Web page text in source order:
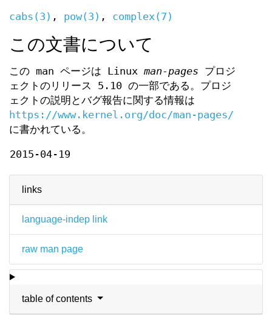
links
language-indep link
raw man page
table of contents
cabs(3) , pow(3) , complex(7)
この文書について
この man ページは Linux man-pages プロジ
ェクトのリリース 5.10 の一部である。プロジ
ェクトの説明とバグ報告に関する情報は
https://www.kernel.org/doc/man-pages/
に書かれている。
2015-04-19